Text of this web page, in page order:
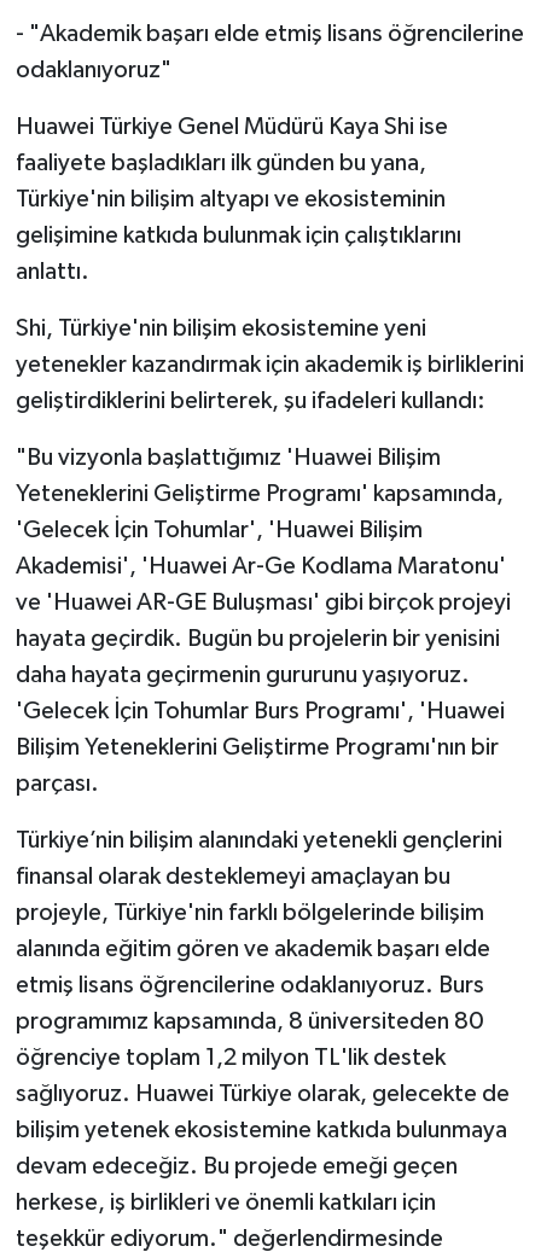
- "Akademik başarı elde etmiş lisans öğrencilerine
odaklanıyoruz"
Huawei Türkiye Genel Müdürü Kaya Shi ise
faaliyete başladıkları ilk günden bu yana,
Türkiye'nin bilişim altyapı ve ekosisteminin
gelişimine katkıda bulunmak için çalıştıklarını
anlattı.
Shi, Türkiye'nin bilişim ekosistemine yeni
yetenekler kazandırmak için akademik iş birliklerini
geliştirdiklerini belirterek, şu ifadeleri kullandı:
"Bu vizyonla başlattığımız 'Huawei Bilişim
Yeteneklerini Geliştirme Programı' kapsamında,
'Gelecek İçin Tohumlar', 'Huawei Bilişim
Akademisi', 'Huawei Ar-Ge Kodlama Maratonu'
ve 'Huawei AR-GE Buluşması' gibi birçok projeyi
hayata geçirdik. Bugün bu projelerin bir yenisini
daha hayata geçirmenin gururunu yaşıyoruz.
'Gelecek İçin Tohumlar Burs Programı', 'Huawei
Bilişim Yeteneklerini Geliştirme Programı'nın bir
parçası.
Türkiye’nin bilişim alanındaki yetenekli gençlerini
finansal olarak desteklemeyi amaçlayan bu
projeyle, Türkiye'nin farklı bölgelerinde bilişim
alanında eğitim gören ve akademik başarı elde
etmiş lisans öğrencilerine odaklanıyoruz. Burs
programımız kapsamında, 8 üniversiteden 80
öğrenciye toplam 1,2 milyon TL'lik destek
sağlıyoruz. Huawei Türkiye olarak, gelecekte de
bilişim yetenek ekosistemine katkıda bulunmaya
devam edeceğiz. Bu projede emeği geçen
herkese, iş birlikleri ve önemli katkıları için
teşekkür ediyorum." değerlendirmesinde